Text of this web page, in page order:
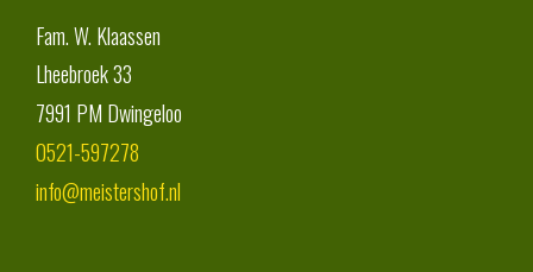
Fam. W. Klaassen
Lheebroek 33
7991 PM Dwingeloo
0521-597278
info@meistershof.nl